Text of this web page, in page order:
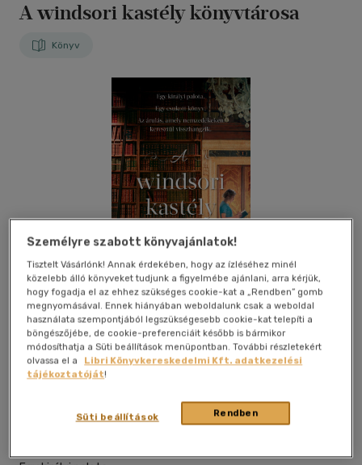
A windsori kastély könyvtárosa
Könyv
Kívánságlistához adom Megosztom
21. Század Kiadó|2025|magyar nyelvű|puhatáblás,
Személyre szabott könyvajánlatok!
Tisztelt Vásárlónk! Annak érdekében, hogy az ízléséhez minél
közelebb álló könyveket tudjunk a figyelmébe ajánlani, arra kérjük,
hogy fogadja el az ehhez szükséges cookie-kat a „Rendben” gomb
megnyomásával. Ennek hiányában weboldalunk csak a weboldal
használata szempontjából legszükségesebb cookie-kat telepíti a
böngészőjébe, de cookie-preferenciáit később is bármikor
módosíthatja a Süti beállítások menüpontban. További részletekért
olvassa el a
Libri Könyvkereskedelmi Kft. adatkezelési
tájékoztatóját!
Rendben
Süti beállítások